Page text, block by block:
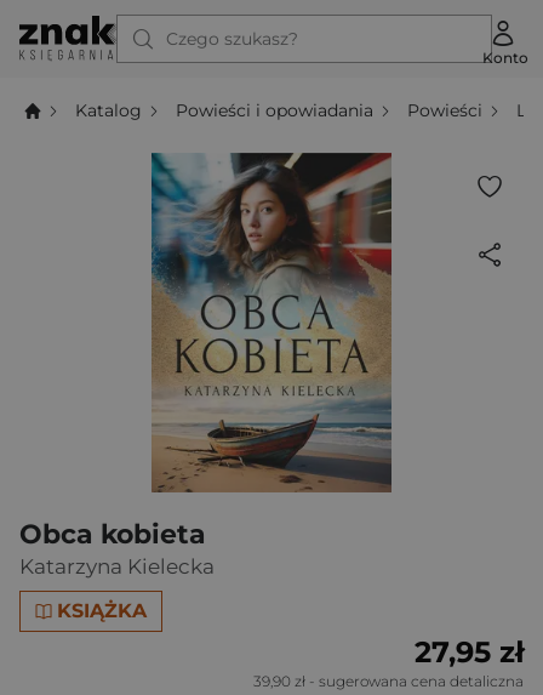
Czego szukasz?
Konto
Katalog Powieści i opowiadania Powieści
Obca kobieta
Katarzyna Kielecka
KSIĄŻKA
27,95 zł
39,90 zł - sugerowana cena detaliczna